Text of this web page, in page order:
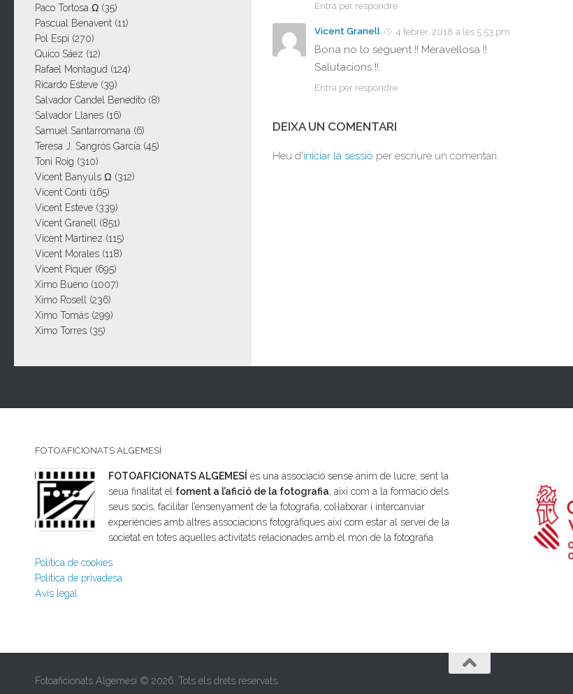
Entra per respondre
Vicent Granell 4 febrer, 2018 a les 5:53 pm
Bona no lo seguent !! Meravellosa !!
Salutacions !!
Entra per respondre
DEIXA UN COMENTARI
Heu d'iniciar la sessió per escriure un comentari.
Paco Tortosa Ω (35)
Pascual Benavent (11)
Pol Espi (270)
Quico Sáez (12)
Rafael Montagud (124)
Ricardo Esteve (39)
Salvador Candel Benedito (8)
Salvador Llanes (16)
Samuel Santarromana (6)
Teresa J. Sangrós García (45)
Toni Roig (310)
Vicent Banyuls Ω (312)
Vicent Conti (165)
Vicent Esteve (339)
Vicent Granell (851)
Vicent Martinez (115)
Vicent Morales (118)
Vicent Piquer (695)
Ximo Bueno (1007)
Ximo Rosell (236)
Ximo Tomás (299)
Ximo Torres (35)
FOTOAFICIONATS ALGEMESÍ
FOTOAFICIONATS ALGEMESÍ és una associació sense ànim de lucre, sent la
seua finalitat el foment a l’afició de la fotografia, així com a la formació dels
seus socis, facilitar l’ensenyament de la fotografia, col·laborar i intercanviar
experiències amb altres associacions fotogràfiques així com estar al servei de la
societat en totes aquelles activitats relacionades amb el món de la fotografia.
Política de cookies
Política de privadesa
Avís legal
Fotoaficionats Algemesí © 2026. Tots els drets reservats.